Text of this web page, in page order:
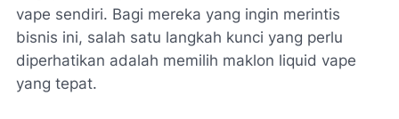
vape sendiri. Bagi mereka yang ingin merintis
bisnis ini, salah satu langkah kunci yang perlu
diperhatikan adalah memilih maklon liquid vape
yang tepat.